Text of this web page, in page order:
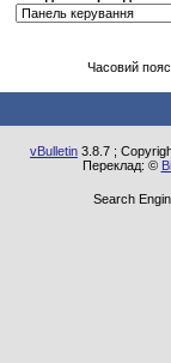
Часовий
vBulletin 3.8.7 ;
Переклад: ©
Search